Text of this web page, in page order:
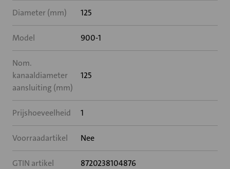
Diameter (mm) 125
Model 900-1
Nom.
kanaaldiameter
aansluiting (mm)
125
Prijshoeveelheid 1
Voorraadartikel Nee
GTIN artikel 8720238104876